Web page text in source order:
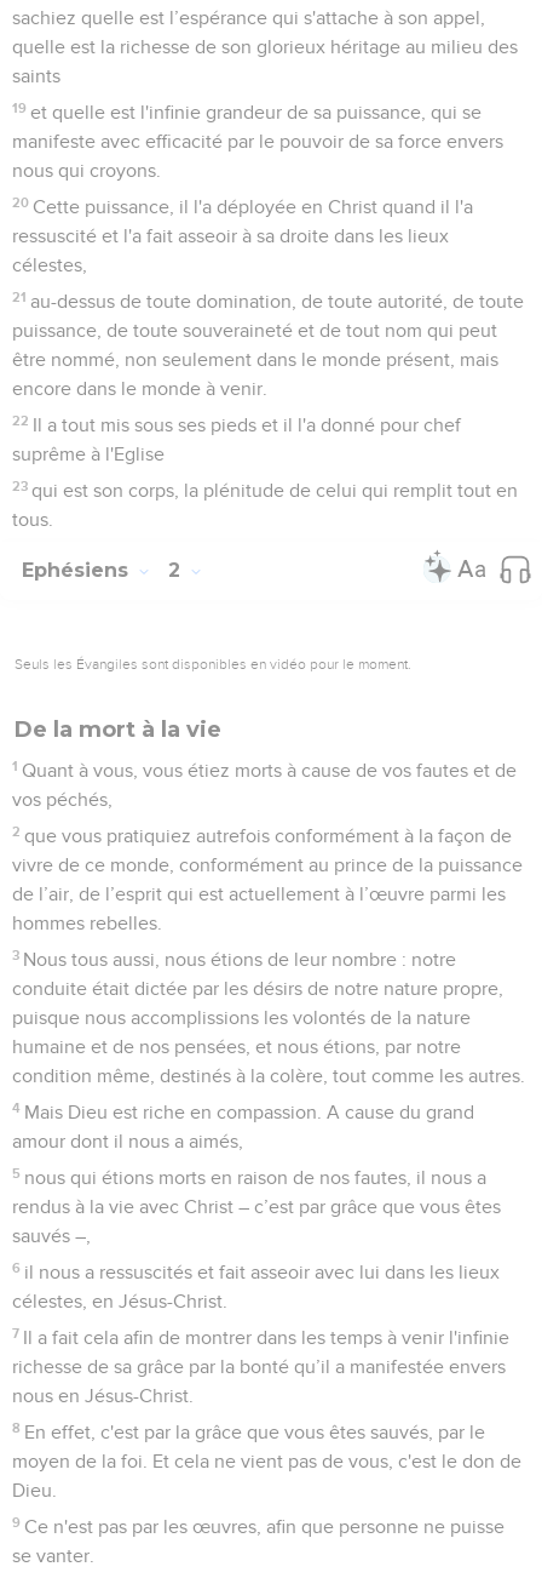
sachiez quelle est l’espérance qui s'attache à son appel,
quelle est la richesse de son glorieux héritage au milieu des
saints
19 et quelle est l'infinie grandeur de sa puissance, qui se
manifeste avec efficacité par le pouvoir de sa force envers
nous qui croyons.
20 Cette puissance, il l'a déployée en Christ quand il l'a
ressuscité et l'a fait asseoir à sa droite dans les lieux
célestes,
21 au-dessus de toute domination, de toute autorité, de toute
puissance, de toute souveraineté et de tout nom qui peut
être nommé, non seulement dans le monde présent, mais
encore dans le monde à venir.
22 Il a tout mis sous ses pieds et il l'a donné pour chef
suprême à l'Eglise
23 qui est son corps, la plénitude de celui qui remplit tout en
tous.
Ephésiens 2
Seuls les Évangiles sont disponibles en vidéo pour le moment.
De la mort à la vie
1 Quant à vous, vous étiez morts à cause de vos fautes et de
vos péchés,
2 que vous pratiquiez autrefois conformément à la façon de
vivre de ce monde, conformément au prince de la puissance
de l’air, de l’esprit qui est actuellement à l’œuvre parmi les
hommes rebelles.
3 Nous tous aussi, nous étions de leur nombre : notre
conduite était dictée par les désirs de notre nature propre,
puisque nous accomplissions les volontés de la nature
humaine et de nos pensées, et nous étions, par notre
condition même, destinés à la colère, tout comme les autres.
4 Mais Dieu est riche en compassion. A cause du grand
amour dont il nous a aimés,
5 nous qui étions morts en raison de nos fautes, il nous a
rendus à la vie avec Christ – c’est par grâce que vous êtes
sauvés –,
6 il nous a ressuscités et fait asseoir avec lui dans les lieux
célestes, en Jésus-Christ.
7 Il a fait cela afin de montrer dans les temps à venir l'infinie
richesse de sa grâce par la bonté qu’il a manifestée envers
nous en Jésus-Christ.
8 En effet, c'est par la grâce que vous êtes sauvés, par le
moyen de la foi. Et cela ne vient pas de vous, c'est le don de
Dieu.
9 Ce n'est pas par les œuvres, afin que personne ne puisse
se vanter.